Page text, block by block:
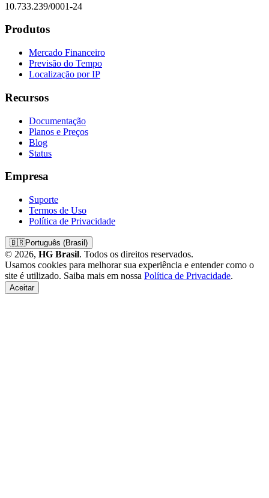
10.733.239/0001-24
Produtos
Mercado Financeiro
Previsão do Tempo
Localização por IP
Recursos
Documentação
Planos e Preços
Blog
Status
Empresa
Suporte
Termos de Uso
Política de Privacidade
🇧🇷Português (Brasil)
© 2026, HG Brasil. Todos os direitos reservados.
Usamos cookies para melhorar sua experiência e entender como o
site é utilizado. Saiba mais em nossa Política de Privacidade.
Aceitar